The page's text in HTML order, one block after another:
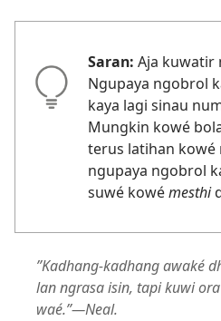
Saran: Aja kuwatir
Ngupaya ngobrol
kaya lagi sinau
Mungkin kowé
terus latihan kowé
ngupaya ngobrol
suwé kowémesthi
”Kadhang-kadhang awaké
lan ngrasa isin, tapi kuwi
waé.”—Neal.